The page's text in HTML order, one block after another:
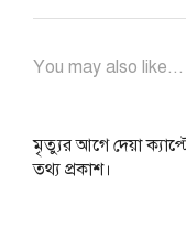
You may also like...
মৃত্যুর আগে দেয়া
তথ্য প্রকাশ।